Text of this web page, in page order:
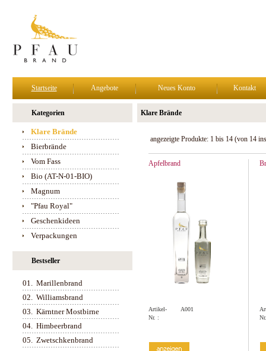
Startseite Angebote Neues Konto Kontakt
Kategorien
Klare Brände
Bierbrände
Vom Fass
Bio (AT-N-01-BIO)
Magnum
"Pfau Royal"
Geschenkideen
Verpackungen
Bestseller
01. Marillenbrand
02. Williamsbrand
03. Kärntner Mostbirne
04. Himbeerbrand
05. Zwetschkenbrand
Klare Brände
angezeigte Produkte: 1 bis 14 (von 14
Apfelbrand
Artikel-
Nr. :
A001